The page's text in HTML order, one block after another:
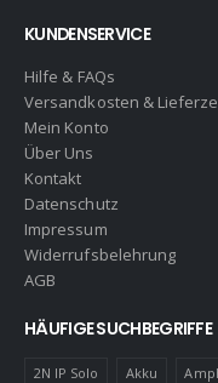
KUNDENSERVICE
Hilfe & FAQs
Versandkosten &
Mein Konto
Über Uns
Kontakt
Datenschutz
Impressum
Widerrufsbelehrung
AGB
HÄUFIGE SUCHBEGRIFFE
2N IP Solo Akku